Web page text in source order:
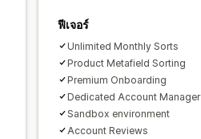
ฟีเจอร์
Unlimited Monthly Sorts
Product Metafield Sorting
Premium Onboarding
Dedicated Account Manager
Sandbox environment
Account Reviews